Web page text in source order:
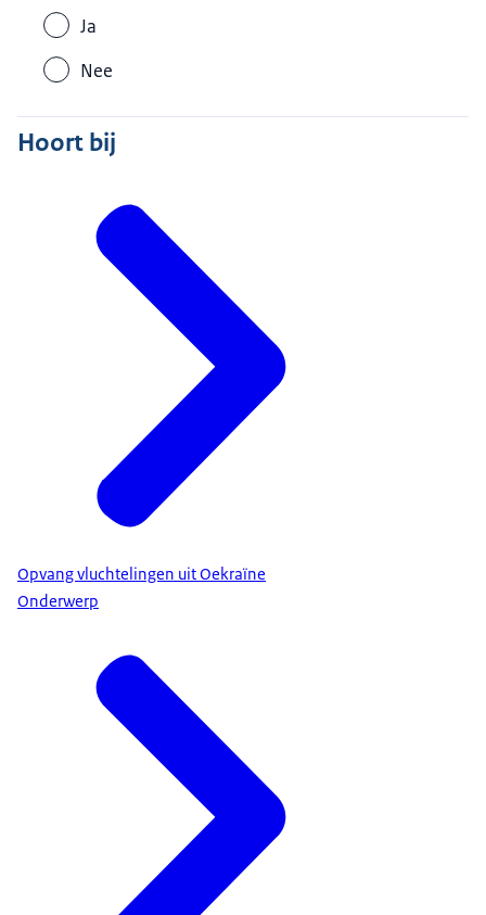
Ja
Nee
Hoort bij
Opvang vluchtelingen uit Oekraïne
Onderwerp